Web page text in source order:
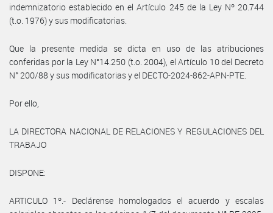
indemnizatorio establecido en el Artículo 245 de la Ley Nº 20.744
(t.o. 1976) y sus modificatorias.
Que la presente medida se dicta en uso de las atribuciones
conferidas por la Ley N°14.250 (t.o. 2004), el Artículo 10 del Decreto
N° 200/88 y sus modificatorias y el DECTO-2024-862-APN-PTE.
Por ello,
LA DIRECTORA NACIONAL DE RELACIONES Y REGULACIONES DEL
TRABAJO
DISPONE:
ARTICULO 1º.- Declárense homologados el acuerdo y escalas